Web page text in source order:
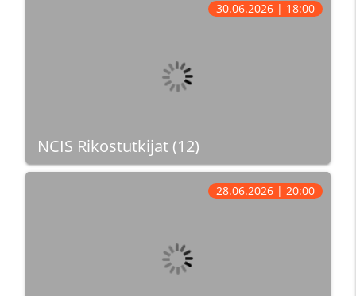
NCIS Rikostutkijat (12)
30.06.2026 | 18:00
28.06.2026 | 20:00